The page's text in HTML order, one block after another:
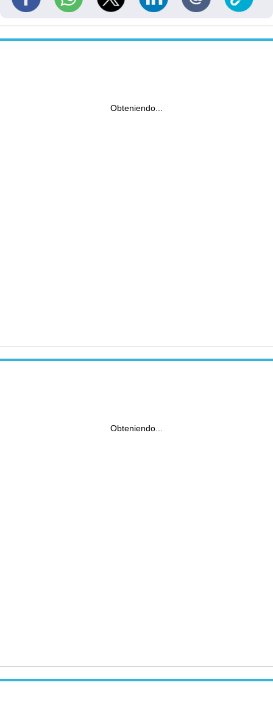
Obteniendo...
Obteniendo...